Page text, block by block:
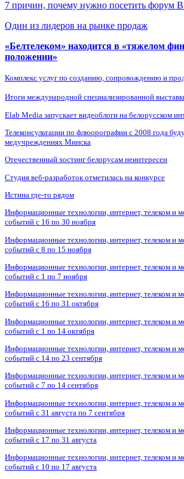
7 причин, почему нужно посетить форум
Один из лидеров на рынке продаж
«Белтелеком» находится в «тяжелом
положении»
Комплекс услуг по созданию, сопровождению и
Итоги международной специализированной
Elab Media запускает видеоблоги на белорусском
Телеконсультации по флюорографии с 2008 года
медучреждениях Минска
Отечественный хостинг белорусам неинтересен
Студия веб-разработок отметилась на конкурсе
Истина где-то рядом
Информационные технологии, интернет, телеком и
событий с 16 по 30 ноября
Информационные технологии, интернет, телеком и
событий с 8 по 15 ноября
Информационные технологии, интернет, телеком и
событий с 1 по 7 ноября
Информационные технологии, интернет, телеком и
событий с 16 по 31 октября
Информационные технологии, интернет, телеком и
событий с 1 по 14 октября
Информационные технологии, интернет, телеком и
событий с 14 по 23 сентября
Информационные технологии, интернет, телеком и
событий с 7 по 14 сентября
Информационные технологии, интернет, телеком и
событий с 31 августа по 7 сентября
Информационные технологии, интернет, телеком и
событий с 17 по 31 августа
Информационные технологии, интернет, телеком и
событий с 10 по 17 августа